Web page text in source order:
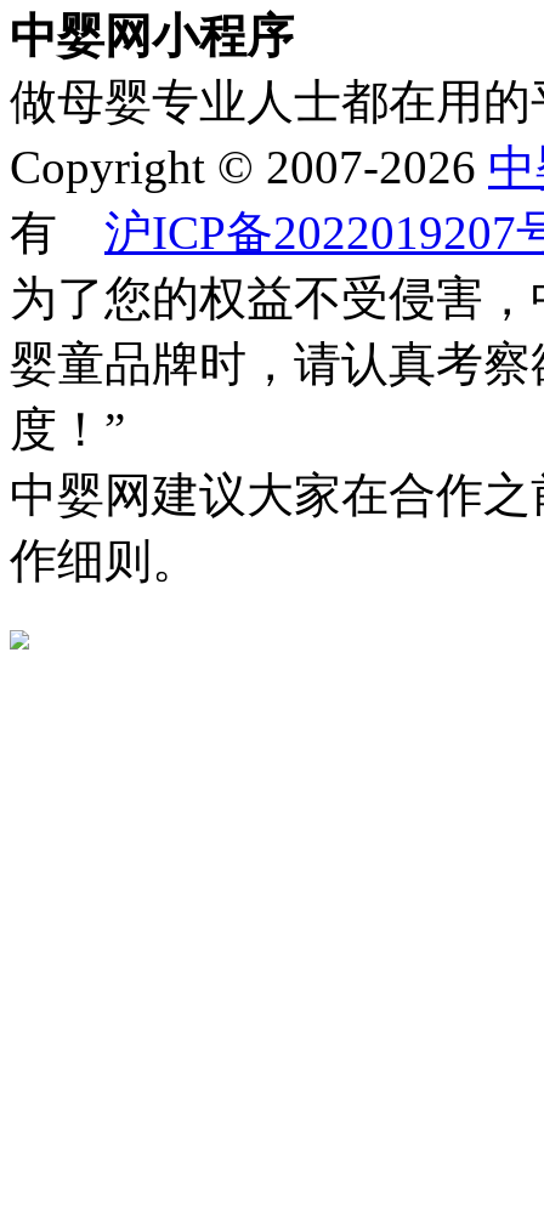
中婴网小程序
做母婴专业人士都在用的
Copyright © 2007-2026
有 沪ICP备2022019207
为了您的权益不受侵害
婴童品牌时，请认真考
度！”
中婴网建议大家在合作
作细则。